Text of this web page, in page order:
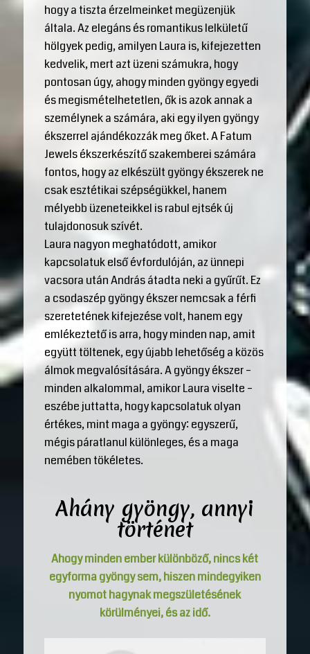
hogy a tiszta érzelmeinket megüzenjük
általa. Az elegáns és romantikus lelkületű
hölgyek pedig, amilyen Laura is, kifejezetten
kedvelik, mert azt üzeni számukra, hogy
pontosan úgy, ahogy minden gyöngy egyedi
és megismételhetetlen, ők is azok annak a
személynek a számára, aki egy ilyen gyöngy
ékszerrel ajándékozzák meg őket. A Fatum
Jewels ékszerkészítő szakemberei számára
fontos, hogy az elkészült gyöngy ékszerek ne
csak esztétikai szépségükkel, hanem
mélyebb üzeneteikkel is rabul ejtsék új
tulajdonosuk szívét.
Laura nagyon meghatódott, amikor
kapcsolatuk első évfordulóján, az ünnepi
vacsora után András átadta neki a gyűrűt. Ez
a csodaszép gyöngy ékszer nemcsak a férfi
szeretetének kifejezése volt, hanem egy
emlékeztető is arra, hogy minden nap, amit
együtt töltenek, egy újabb lehetőség a közös
álmok megvalósítására. A gyöngy ékszer –
minden alkalommal, amikor Laura viselte –
eszébe juttatta, hogy kapcsolatuk olyan
értékes, mint maga a gyöngy: egyszerű,
mégis páratlanul különleges, és a maga
nemében tökéletes.
Ahány gyöngy, annyi
történet
Ahogy minden ember különböző, nincs két
egyforma gyöngy sem, hiszen mindegyiken
nyomot hagynak megszületésének
körülményei, és az idő.